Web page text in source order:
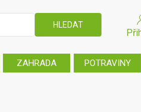
ZAHRADA POTRAVINY